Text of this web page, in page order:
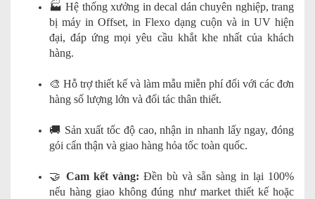
🏭 Hệ thống xưởng in decal dán chuyên nghiệp, trang
bị máy in Offset, in Flexo dạng cuộn và in UV hiện
đại, đáp ứng mọi yêu cầu khắt khe nhất của khách
hàng.
🎨 Hỗ trợ thiết kế và làm mẫu miễn phí đối với các đơn
hàng số lượng lớn và đối tác thân thiết.
🚚 Sản xuất tốc độ cao, nhận in nhanh lấy ngay, đóng
gói cẩn thận và giao hàng hỏa tốc toàn quốc.
🤝 Cam kết vàng: Đền bù và sẵn sàng in lại 100%
nếu hàng giao không đúng như market thiết kế hoặc